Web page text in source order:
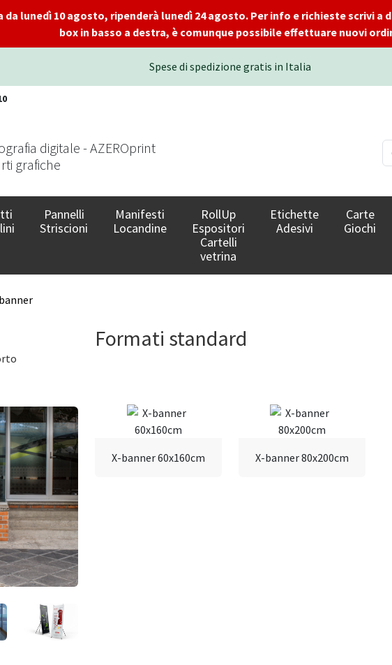
lunedì 10 agosto, ripenderà lunedì 24 agosto. Per info e richieste scrivi
box in basso a destra, è comunque possibile effettuare nuovi
Spese di spedizione gratis in Italia
digitale - AZEROprint
grafiche
Pannelli
Striscioni
Manifesti
Locandine
RollUp
Espositori
Cartelli
vetrina
Etichette
Adesivi
Carte
Giochi
Formati standard
X-banner 60x160cm X-banner 80x200cm